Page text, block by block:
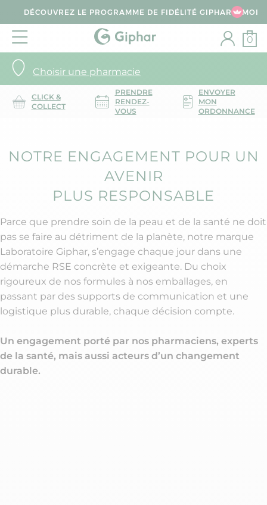
DÉCOUVREZ LE PROGRAMME DE FIDÉLITÉ GIPHAR & MOI
Choisir une pharmacie
0
CLICK &
COLLECT
PRENDRE
RENDEZ-
VOUS
ENVOYER
MON
ORDONNANCE
NOTRE ENGAGEMENT POUR UN
AVENIR
PLUS RESPONSABLE
Parce que prendre soin de la peau et de la santé ne doit
pas se faire au détriment de la planète, notre marque
Laboratoire Giphar, s’engage chaque jour dans une
démarche RSE concrète et exigeante. Du choix
rigoureux de nos formules à nos emballages, en
passant par des supports de communication et une
logistique plus durable, chaque décision compte.
Un engagement porté par nos pharmaciens, experts
de la santé, mais aussi acteurs d’un changement
durable.